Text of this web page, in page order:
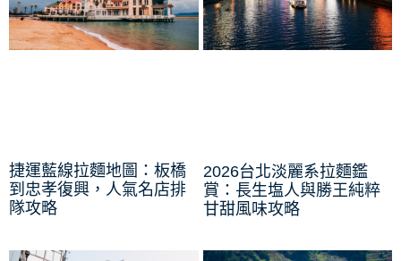
捷運藍線拉麵地圖：板橋
到忠孝復興，人氣名店排
隊攻略
2026台北淡麗系拉麵鑑
賞：長生塩人與勝王純粹
甘甜風味攻略